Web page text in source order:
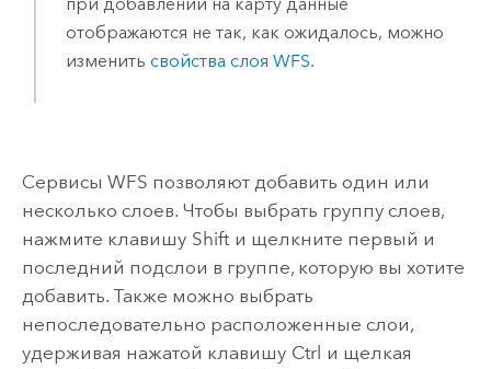
отображаются не так, как ожидалось, можно
изменить свойства слоя WFS.
Сервисы WFS позволяют добавить один или
несколько слоев. Чтобы выбрать группу слоев,
нажмите клавишу Shift и щелкните первый и
последний подслои в группе, которую вы хотите
добавить. Также можно выбрать
непоследовательно расположенные слои,
удерживая нажатой клавишу Ctrl и щелкая